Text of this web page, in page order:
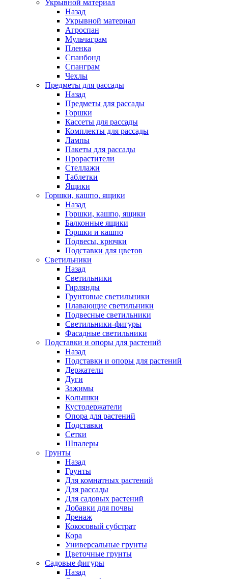
Укрывной материал
Назад
Укрывной материал
Агроспан
Мульчаграм
Пленка
Спанбонд
Спанграм
Чехлы
Предметы для рассады
Назад
Предметы для рассады
Горшки
Кассеты для рассады
Комплекты для рассады
Лампы
Пакеты для рассады
Прорастители
Стеллажи
Таблетки
Ящики
Горшки, кашпо, ящики
Назад
Горшки, кашпо, ящики
Балконные ящики
Горшки и кашпо
Подвесы, крючки
Подставки для цветов
Светильники
Назад
Светильники
Гирлянды
Грунтовые светильники
Плавающие светильники
Подвесные светильники
Светильники-фигуры
Фасадные светильники
Подставки и опоры для растений
Назад
Подставки и опоры для растений
Держатели
Дуги
Зажимы
Колышки
Кустодержатели
Опора для растений
Подставки
Сетки
Шпалеры
Грунты
Назад
Грунты
Для комнатных растений
Для рассады
Для садовых растений
Добавки для почвы
Дренаж
Кокосовый субстрат
Кора
Универсальные грунты
Цветочные грунты
Садовые фигуры
Назад